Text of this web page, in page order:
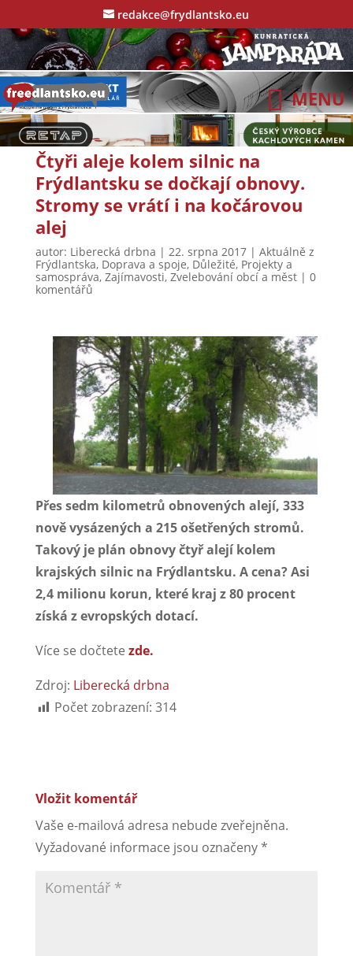
redakce@frydlantsko.eu
Čtyři aleje kolem silnic na
Frýdlantsku se dočkají obnovy.
Stromy se vrátí i na kočárovou
alej
autor: Liberecká drbna | 22. srpna 2017| Aktuálně z
Frýdlantska, Doprava a spoje, Důležité, Projekty a
samospráva, Zajímavosti, Zvelebování obcí a měst| 0
komentářů
Přes sedm kilometrů obnovených alejí, 333
nově vysázených a 215 ošetřených stromů.
Takový je plán obnovy čtyř alejí kolem
krajských silnic na Frýdlantsku. A cena? Asi
2,4 milionu korun, které kraj z 80 procent
získá z evropských dotací.
Více se dočtete zde.
Zdroj: Liberecká drbna
Počet zobrazení: 314
Vložit komentář
Vaše e-mailová adresa nebude zveřejněna.
Vyžadované informace jsou označeny*